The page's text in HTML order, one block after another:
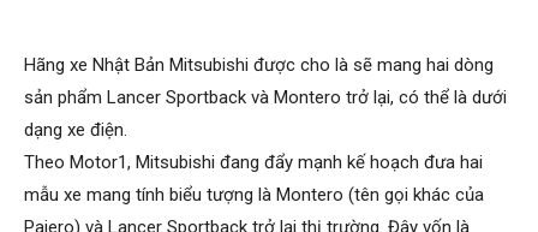
Hãng xe Nhật Bản Mitsubishi được cho là sẽ mang hai dòng
sản phẩm Lancer Sportback và Montero trở lại, có thể là dưới
dạng xe điện.
Theo Motor1, Mitsubishi đang đẩy mạnh kế hoạch đưa hai
mẫu xe mang tính biểu tượng là Montero (tên gọi khác của
Pajero) và Lancer Sportback trở lại thị trường. Đây vốn là